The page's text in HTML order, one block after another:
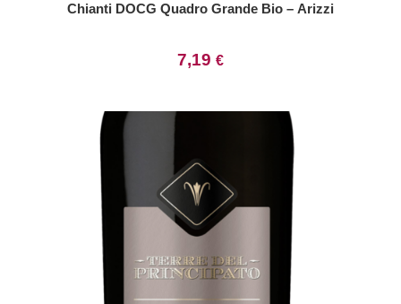
Chianti DOCG Quadro Grande Bio – Arizzi
7,19 €